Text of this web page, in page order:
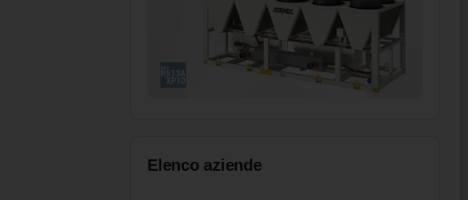
Elenco aziende